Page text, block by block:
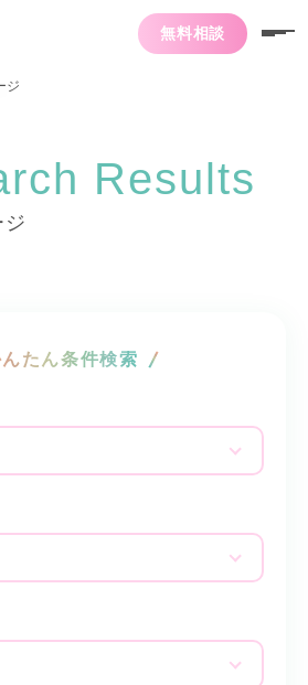
無料相談
ジ
Results
たん条件検索